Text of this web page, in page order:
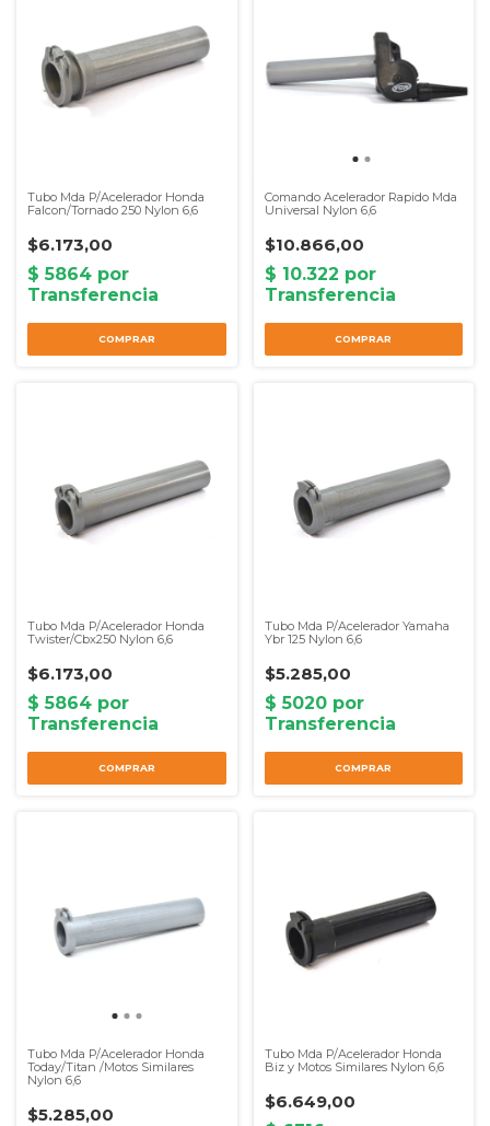
Tubo Mda P/Acelerador Honda
Falcon/Tornado 250 Nylon 6,6
$6.173,00
Comando Acelerador Rapido Mda
Universal Nylon 6,6
$10.866,00
Tubo Mda P/Acelerador Honda
Twister/Cbx250 Nylon 6,6
$6.173,00
Tubo Mda P/Acelerador Yamaha
Ybr 125 Nylon 6,6
$5.285,00
Tubo Mda P/Acelerador Honda
Today/Titan /Motos Similares
Nylon 6,6
$5.285,00
Tubo Mda P/Acelerador Honda
Biz y Motos Similares Nylon 6,6
$6.649,00